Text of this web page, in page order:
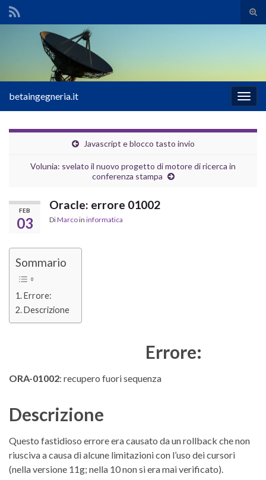
il
Search for:
la
betaingegneria.it
Javascript e blocco tasto invio
Volunia: svelato il nuovo progetto di motore di ricerca in
conferenza stampa
FEB
03
Oracle: errore 01002
DiMarcoin informatica
Sommario
Errore:
Descrizione
Errore:
ORA-01002: recupero fuori sequenza
Descrizione
Questo fastidioso errore era causato da un rollback che non
riusciva a causa di alcune limitazioni con l’uso dei cursori
(nella versione 11g; nella 10 non si era mai verificato).